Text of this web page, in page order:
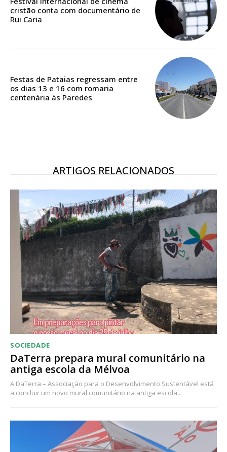
casa
Acesso aos conteúdos Exclusivos para
Escolha o plano
16€
12 meses
Acesso ao conteúdo online
Acesso aos conteúdos Exclusivos para
assinantes
Ofertas para assinatura anual
Escolha o plano
cristão conta com documentário de
Rui Caria
Festas de Pataias regressam entre
os dias 13 e 16 com romaria
centenária às Paredes
ARTIGOS RELACIONADOS
SOCIEDADE
DaTerra prepara mural comunitário na
antiga escola da Mélvoa
A DaTerra – Associação para o Desenvolvimento Sustentável está
a concluir um novo mural comunitário na antiga escola...